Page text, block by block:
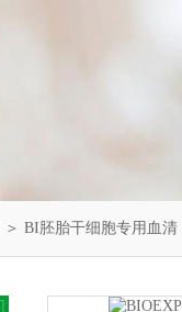
＞ BI胚胎干细胞专用血清